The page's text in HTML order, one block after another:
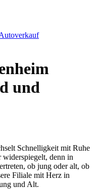
und
Schnelligkeit mit Ruhe
denn in
ob jung oder alt, ob
Filiale mit Herz in
und Alt.